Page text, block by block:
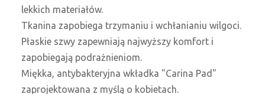
lekkich materiałów.
Tkanina zapobiega trzymaniu i wchłanianiu wilgoci.
Płaskie szwy zapewniają najwyższy komfort i
zapobiegają podrażnieniom.
Miękka, antybakteryjna wkładka "Carina Pad"
zaprojektowana z myślą o kobietach.